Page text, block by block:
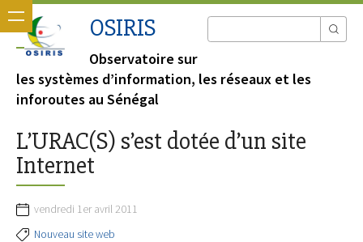
OSIRIS
Observatoire sur
les systèmes d’information, les réseaux et les
inforoutes au Sénégal
L’URAC(S) s’est dotée d’un site
Internet
vendredi 1er avril 2011
Nouveau site web